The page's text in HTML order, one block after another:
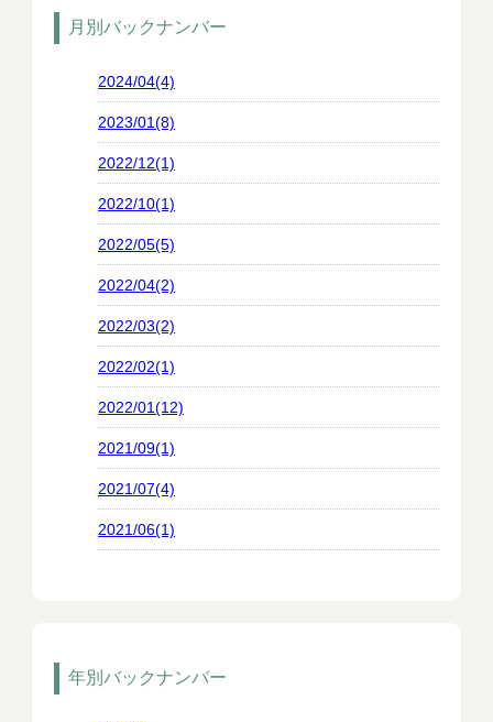
月別バックナンバー
2024/04(4)
2023/01(8)
2022/12(1)
2022/10(1)
2022/05(5)
2022/04(2)
2022/03(2)
2022/02(1)
2022/01(12)
2021/09(1)
2021/07(4)
2021/06(1)
年別バックナンバー